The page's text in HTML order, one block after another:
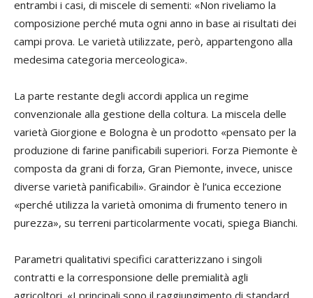
entrambi i casi, di miscele di sementi: «Non riveliamo la
composizione perché muta ogni anno in base ai risultati dei
campi prova. Le varietà utilizzate, però, appartengono alla
medesima categoria merceologica».
La parte restante degli accordi applica un regime
convenzionale alla gestione della coltura. La miscela delle
varietà Giorgione e Bologna è un prodotto «pensato per la
produzione di farine panificabili superiori. Forza Piemonte è
composta da grani di forza, Gran Piemonte, invece, unisce
diverse varietà panificabili». Graindor è l’unica eccezione
«perché utilizza la varietà omonima di frumento tenero in
purezza», su terreni particolarmente vocati, spiega Bianchi.
Parametri qualitativi specifici caratterizzano i singoli
contratti e la corresponsione delle premialità agli
agricoltori. «I principali sono il raggiungimento di standard